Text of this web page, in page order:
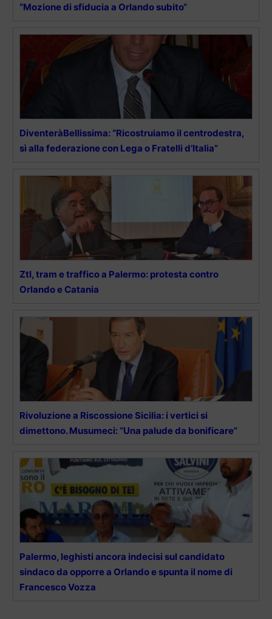
“Mozione di sfiducia a Orlando subito“
DiventeràBellissima: “Ricostruiamo il centrodestra,
sì alla federazione con Lega o Fratelli d’Italia”
Ztl, tram e traffico a Palermo: protesta contro
Orlando e Catania
Rivoluzione a Riscossione Sicilia: i vertici si
dimettono. Musumeci: “Una palude da bonificare”
Palermo, leghisti ancora indecisi sul candidato
sindaco da opporre a Orlando e spunta il nome di
Francesco Vozza